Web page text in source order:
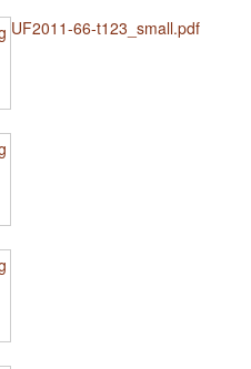
UF2011-66-t123_small.pdf